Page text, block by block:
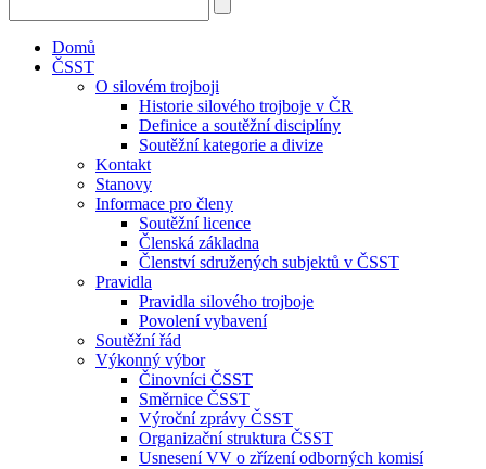
Domů
ČSST
O silovém trojboji
Historie silového trojboje v ČR
Definice a soutěžní disciplíny
Soutěžní kategorie a divize
Kontakt
Stanovy
Informace pro členy
Soutěžní licence
Členská základna
Členství sdružených subjektů v ČSST
Pravidla
Pravidla silového trojboje
Povolení vybavení
Soutěžní řád
Výkonný výbor
Činovníci ČSST
Směrnice ČSST
Výroční zprávy ČSST
Organizační struktura ČSST
Usnesení VV o zřízení odborných komisí